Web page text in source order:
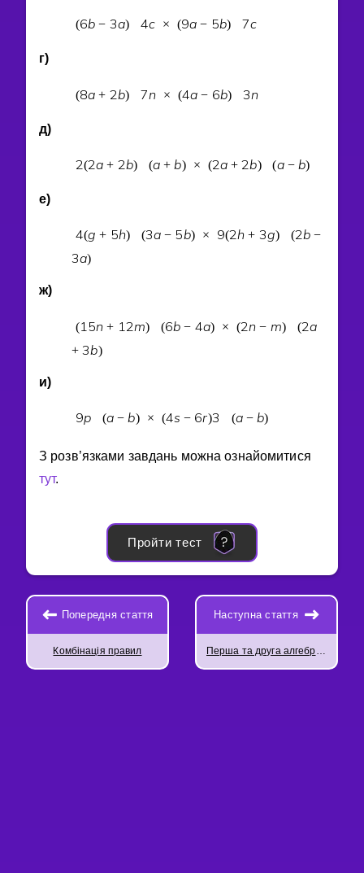
(6b − 3a) 4c × (9a − 5b) 7c
г)
(8a + 2b) 7n × (4a − 6b) 3n
д)
2(2a + 2b) (a + b) × (2a + 2b) (a − b)
е)
4(g + 5h) (3a − 5b) × 9(2h + 3g) (2b −
3a)
ж)
(1 5n + 1 2m) (6b − 4a) × (2n − m) (2a
+ 3b)
и)
9p (a − b) × (4s − 6r)3 (a − b)
З розв’язками завдань можна ознайомитися
тут.
Пройти тест
Попередня стаття
Комбінація правил
Наступна стаття
Перша та друга алгебраїчні тотожності